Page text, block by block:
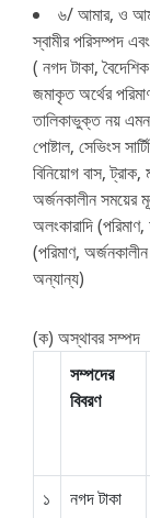
৬/ আমার, ও
স্বামীর পরিসম্পদ
( নগদ টাকা,
জমাকৃত অর্থের
তালিকাভুক্ত নয় এমন
পোষ্টাল, সেভিংস
বিনিয়োগ বাস, ট্রাক,
অর্জনকালীন সময়ের
অলংকারাদি
(পরিমাণ,
অন্যান্য)
(ক) অস্থাবর সম্পদ
সম্পদের
বিবরণ
১ নগদ টাকা